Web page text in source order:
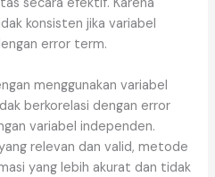
konsisten jika variabel
error term.
menggunakan variabel
berkorelasi dengan error
variabel independen.
relevan dan valid, metode
yang lebih akurat dan tidak